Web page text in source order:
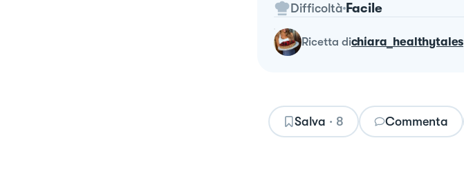
Difficoltà Facile
ricetta dichiara_healthytales
Salva · 8 Commenta